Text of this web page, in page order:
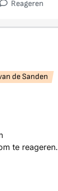
Reageren
de Sanden
te reageren.